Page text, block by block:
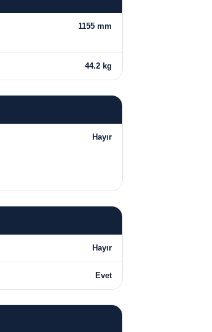
1155 mm
44.2 kg
Hayır
Hayır
Evet